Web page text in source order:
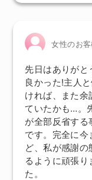
女性のお客
先日はありがと
良かった!主人
ければ、また余
ていたかも…。
が全部反省する
です。完全に今
ど、私が感謝の
るように頑張り
た。